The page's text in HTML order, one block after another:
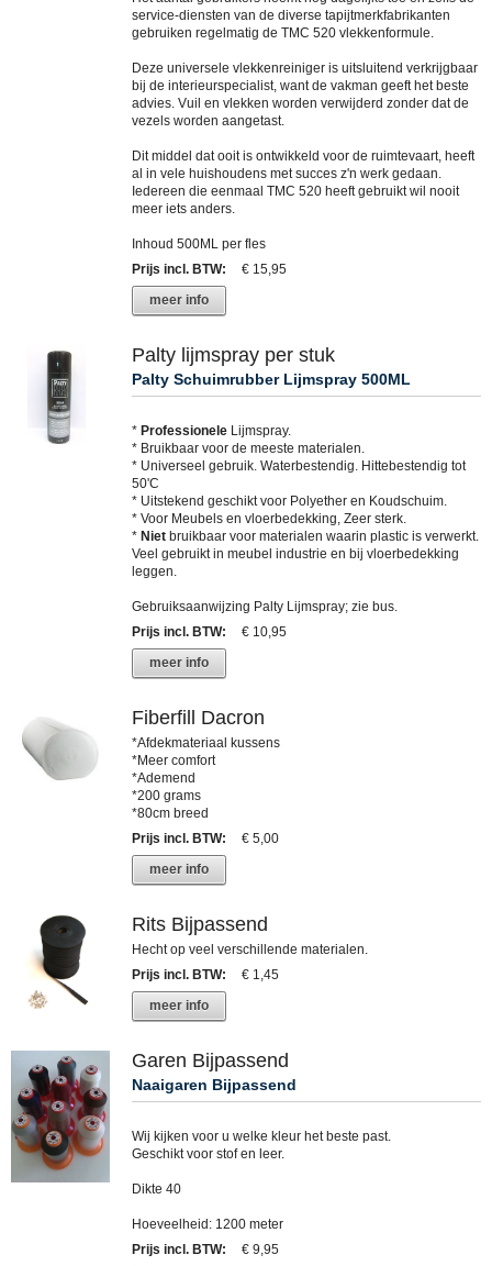
service-diensten van de diverse tapijtmerkfabrikanten
gebruiken regelmatig de TMC 520 vlekkenformule.
Deze universele vlekkenreiniger is uitsluitend verkrijgbaar
bij de interieurspecialist, want de vakman geeft het beste
advies. Vuil en vlekken worden verwijderd zonder dat de
vezels worden aangetast.
Dit middel dat ooit is ontwikkeld voor de ruimtevaart, heeft
al in vele huishoudens met succes z'n werk gedaan.
Iedereen die eenmaal TMC 520 heeft gebruikt wil nooit
meer iets anders.
Inhoud 500ML per fles
Prijs incl. BTW:
€ 15,95
meer info
Palty lijmspray per stuk
Palty Schuimrubber Lijmspray 500ML
* Professionele Lijmspray.
* Bruikbaar voor de meeste materialen.
* Universeel gebruik. Waterbestendig. Hittebestendig tot
50'C
* Uitstekend geschikt voor Polyether en Koudschuim.
* Voor Meubels en vloerbedekking, Zeer sterk.
* Niet bruikbaar voor materialen waarin plastic is verwerkt.
Veel gebruikt in meubel industrie en bij vloerbedekking
leggen.
Gebruiksaanwijzing Palty Lijmspray; zie bus.
Prijs incl. BTW:
€ 10,95
meer info
Fiberfill Dacron
*Afdekmateriaal kussens
*Meer comfort
*Ademend
*200 grams
*80cm breed
Prijs incl. BTW:
€ 5,00
meer info
Rits Bijpassend
Hecht op veel verschillende materialen.
Prijs incl. BTW:
€ 1,45
meer info
Garen Bijpassend
Naaigaren Bijpassend
Wij kijken voor u welke kleur het beste past.
Geschikt voor stof en leer.
Dikte 40
Hoeveelheid: 1200 meter
Prijs incl. BTW:
€ 9,95